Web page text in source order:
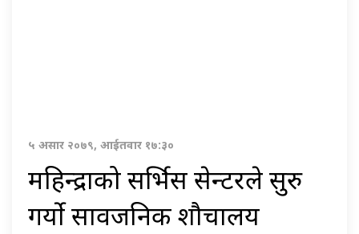
५ असार २०७९, आईतवार १७:३०
महिन्द्राको सर्भिस सेन्टरले सुरु
गर्यो सार्वजनिक शौचालय